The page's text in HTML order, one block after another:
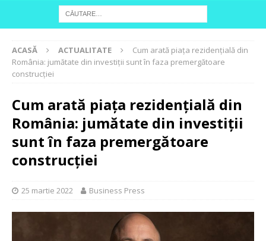
ACASĂ ACTUALITATE
Cum arată piața rezidențială din
România: jumătate din investiții sunt în faza premergătoare
construcției
Cum arată piața rezidențială din
România: jumătate din investiții
sunt în faza premergătoare
construcției
25 martie 2022 Business Press